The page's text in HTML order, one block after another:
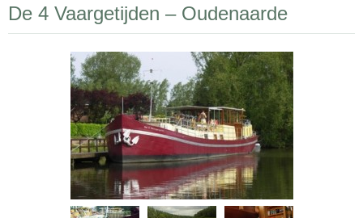
De 4 Vaargetijden – Oudenaarde